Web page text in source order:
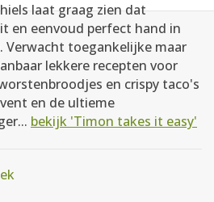
laat graag zien dat
en eenvoud perfect hand in
Verwacht toegankelijke maar
lekkere recepten voor
en crispy taco's
en de ultieme
bekijk 'Timon takes it easy'